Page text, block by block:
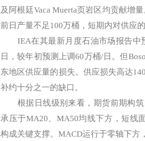
及阿根廷Vaca Muerta页岩区均贡献增
前日产量不足100万桶，短期内对供应
IEA在其最新月度石油市场报告中
日，较年初预测上调60万桶/日。但
东地区供应量的损失。供应损失高达
补约十分之一的缺口。
根据日线级别来看，期货前期构筑
承压于MA20、MA50均线下方，短线
构成关键支撑。MACD运行于零轴下方